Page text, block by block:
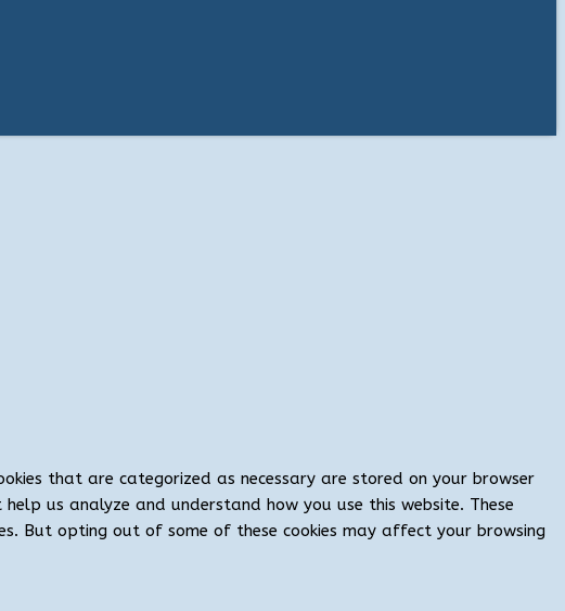
that are categorized as necessary are stored on your browser
us analyze and understand how you use this website. These
But opting out of some of these cookies may affect your browsing